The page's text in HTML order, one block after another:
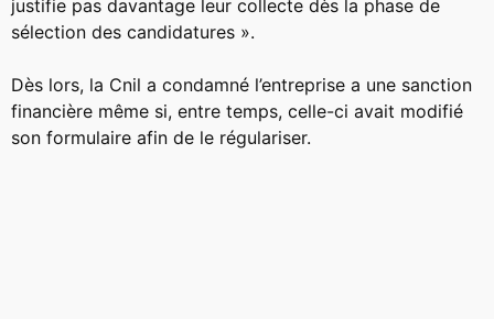
justifie pas davantage leur collecte dès la phase de
sélection des candidatures ».
Dès lors, la Cnil a condamné l’entreprise a une sanction
financière même si, entre temps, celle-ci avait modifié
son formulaire afin de le régulariser.